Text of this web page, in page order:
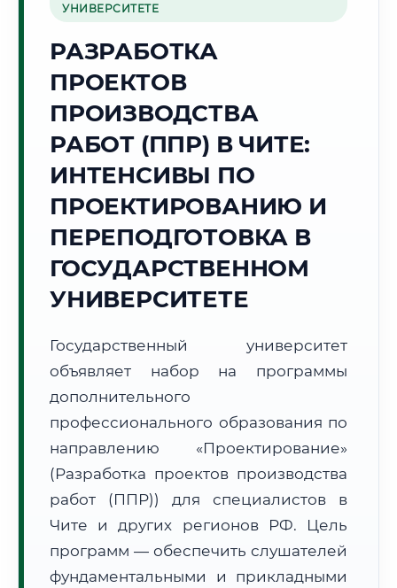
🏔️
Г. ЧИТА
14:24:19
Воскресенье, 9 Августа
2026 г.
Погода в г. Чита:☁️ +19°C,Пасмурно
🌅 Восход:06:00 🌇 Закат:
21:03
📍 Региональная справка
672000–672999
Часовой пояс:
Формат учебы:
Дистанционно
🗺️ Зона обслуживания: г. Чита
УНИВЕРСИТЕТЕ
РАЗРАБОТКА
ПРОЕКТОВ
ПРОИЗВОДСТВА
РАБОТ (ППР) В ЧИТЕ:
ИНТЕНСИВЫ ПО
ПРОЕКТИРОВАНИЮ И
ПЕРЕПОДГОТОВКА В
ГОСУДАРСТВЕННОМ
УНИВЕРСИТЕТЕ
Государственный университет
объявляет набор на программы
дополнительного
профессионального образования по
направлению «Проектирование»
(Разработка проектов производства
работ (ППР)) для специалистов в
Чите и других регионов РФ. Цель
программ — обеспечить слушателей
фундаментальными и прикладными